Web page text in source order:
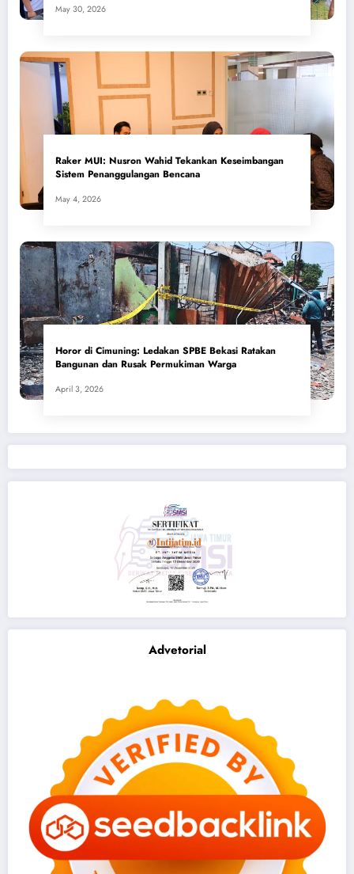
May 30, 2026
​Raker MUI: Nusron Wahid Tekankan Keseimbangan
Sistem Penanggulangan Bencana
May 4, 2026
Horor di Cimuning: Ledakan SPBE Bekasi Ratakan
Bangunan dan Rusak Permukiman Warga
April 3, 2026
Advetorial